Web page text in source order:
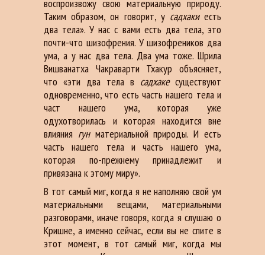
воспроизвожу свою материальную природу.
Таким образом, он говорит, у садхакиесть
два тела». У нас с вами есть два тела, это
почти-что шизофрения. У шизофреников два
ума, а у нас два тела. Два ума тоже. Шрила
Вишванатха Чакраварти Тхакур объясняет,
что «эти два тела в садхакесуществуют
одновременно, что есть часть нашего тела и
част нашего ума, которая уже
одухотворилась и которая находится вне
влияния гунматериальной природы. И есть
часть нашего тела и часть нашего ума,
которая по-прежнему принадлежит и
привязана к этому миру».
В тот самый миг, когда я не наполняю свой ум
материальными вещами, материальными
разговорами, иначе говоря, когда я слушаю о
Кришне, а именно сейчас, если вы не спите в
этот момент, в тот самый миг, когда мы